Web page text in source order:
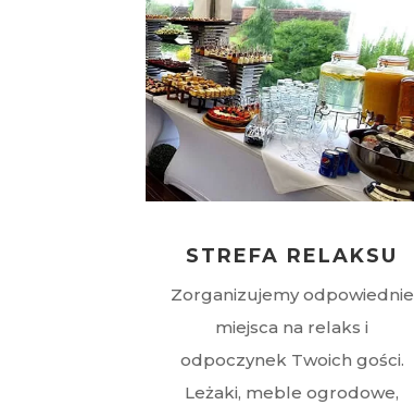
STREFA RELAKSU
Zorganizujemy odpowiednie
miejsca na relaks i
odpoczynek Twoich gości.
Leżaki, meble ogrodowe,